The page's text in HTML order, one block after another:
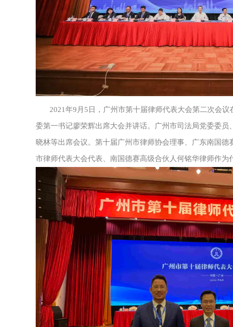
2021年9月5日，广州市第十届律师代表大会第二次会
委第一书记廖荣辉出席大会并讲话。广州市司法局党委委
晓林等出席会议。第十届广州市律师协会理事、广东南国
市律师代表大会代表、南国德赛高级合伙人何铭华律师作为